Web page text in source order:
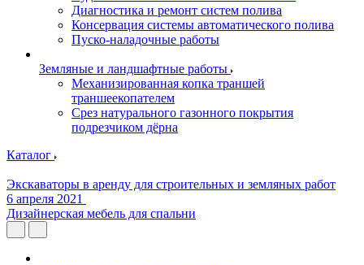
Диагностика и ремонт систем полива
Консервация системы автоматического полива
Пуско-наладочные работы
Земляные и ландшафтные работы
Механизированная копка траншей
траншеекопателем
Срез натурального газонного покрытия
подрезчиком дёрна
Каталог
Экскаваторы в аренду для строительных и земляных работ
6 апреля 2021
Дизайнерская мебель для спальни